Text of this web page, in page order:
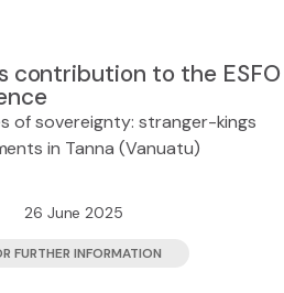
contribution to the ESFO
of sovereignty: stranger-kings
in Tanna (Vanuatu)
26 June 2025
FURTHER INFORMATION